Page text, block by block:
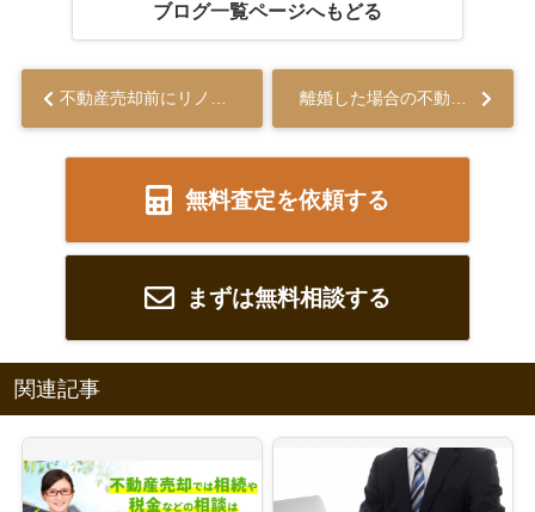
ブログ一覧ページへもどる
不動産売却前にリノベーションが不要な理由を解説... 離婚した場合の不動産売却の方法は？注意点をご紹介...
無料査定を依頼する
まずは無料相談する
関連記事